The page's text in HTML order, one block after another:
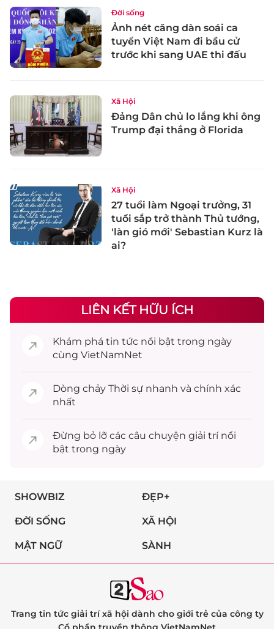
Đời sống
Ảnh nét căng dàn soái ca
tuyển Việt Nam đi bầu cử
trước khi sang UAE thi đấu
Xã Hội
Đảng Dân chủ lo lắng khi ông
Trump đại thắng ở Florida
Xã Hội
27 tuổi làm Ngoại trưởng, 31
tuổi sắp trở thành Thủ tướng,
'làn gió mới' Sebastian Kurz là
ai?
LIÊN KẾT HỮU ÍCH
Khám phá tin tức nổi bật trong ngày
cùng VietNamNet
Dòng chảy Thời sự nhanh và chính xác
nhất
Đừng bỏ lỡ các câu chuyện giải trínổi
bật trong ngày
SHOWBIZ ĐẸP+
ĐỜI SỐNG XÃ HỘI
MẬT NGỮ SÀNH
Trang tin tức giải trí xã hội dành cho giới trẻ của công ty